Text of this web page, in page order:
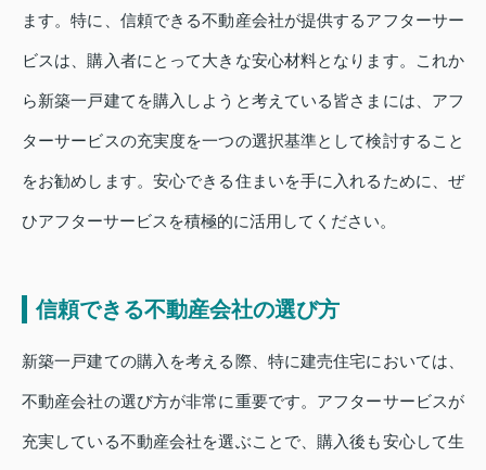
ます。特に、信頼できる不動産会社が提供するアフターサー
ビスは、購入者にとって大きな安心材料となります。これか
ら新築一戸建てを購入しようと考えている皆さまには、アフ
ターサービスの充実度を一つの選択基準として検討すること
をお勧めします。安心できる住まいを手に入れるために、ぜ
ひアフターサービスを積極的に活用してください。
信頼できる不動産会社の選び方
新築一戸建ての購入を考える際、特に建売住宅においては、
不動産会社の選び方が非常に重要です。アフターサービスが
充実している不動産会社を選ぶことで、購入後も安心して生